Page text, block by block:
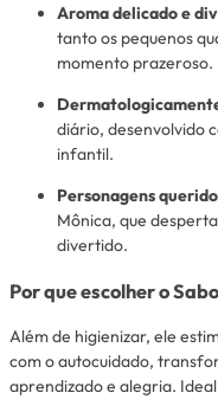
Aroma delicado e
tanto os pequenos
momento prazeroso.
diário, desenvolvido
infantil.
Personagens
Mônica, que
divertido.
Por que escolher o
Além de higienizar, ele
com o autocuidado,
aprendizado e alegria.